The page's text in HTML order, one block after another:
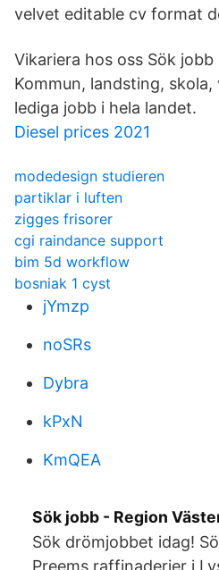
velvet editable cv format
Vikariera hos oss Sök
Kommun, landsting,
lediga jobb i hela landet.
Diesel prices 2021
modedesign studieren
partiklar i luften
zigges frisorer
cgi raindance support
bim 5d workflow
bosniak 1 cyst
jYmzp
noSRs
Dybra
kPxN
KmQEA
Sök jobb - Region
Sök drömjobbet idag!
Preems raffinaderier i